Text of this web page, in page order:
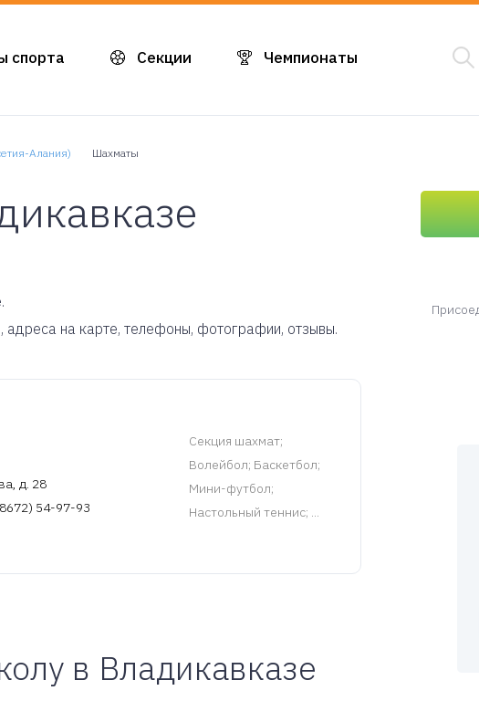
спорта Секции Чемпионаты
Алания) Шахматы
на карте, телефоны, фотографии, отзывы.
д. 28
54-97-93
Cекция шахмат;
Волейбол; Баскетбол;
Мини-футбол;
Настольный теннис; ...
в Владикавказе